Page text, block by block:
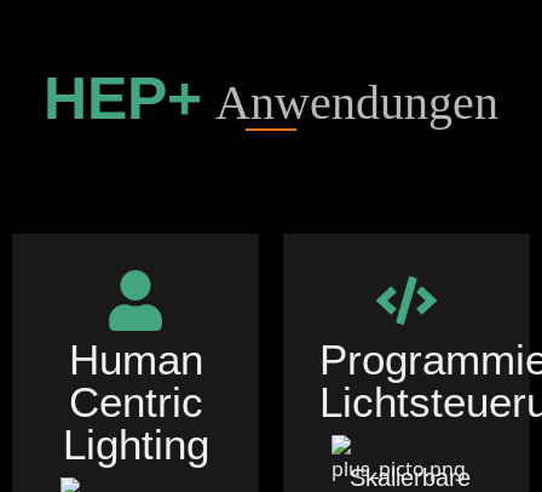
HEP+ Anwendungen
Human
Centric
Lighting
Skalierbare